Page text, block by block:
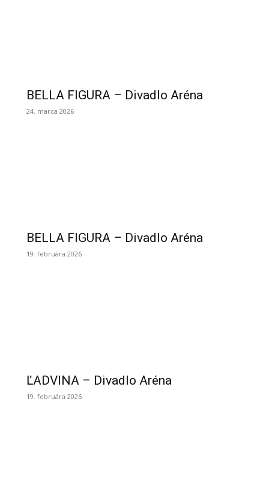
BELLA FIGURA – Divadlo Aréna
24. marca 2026
BELLA FIGURA – Divadlo Aréna
19. februára 2026
ĽADVINA – Divadlo Aréna
19. februára 2026